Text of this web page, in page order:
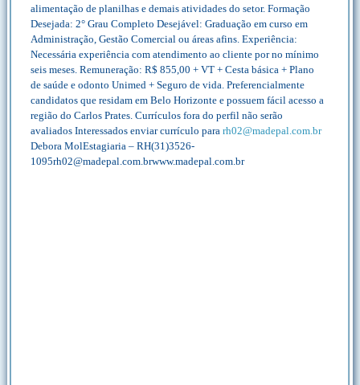
alimentação de planilhas e demais atividades do setor. Formação
Desejada: 2° Grau Completo Desejável: Graduação em curso em
Administração, Gestão Comercial ou áreas afins. Experiência:
Necessária experiência com atendimento ao cliente por no mínimo
seis meses. Remuneração: R$ 855,00 + VT + Cesta básica + Plano
de saúde e odonto Unimed + Seguro de vida. Preferencialmente
candidatos que residam em Belo Horizonte e possuem fácil acesso a
região do Carlos Prates. Currículos fora do perfil não serão
avaliados Interessados enviar currículo para rh02@madepal.com.br
Debora MolEstagiaria – RH(31)3526-
1095rh02@madepal.com.brwww.madepal.com.br